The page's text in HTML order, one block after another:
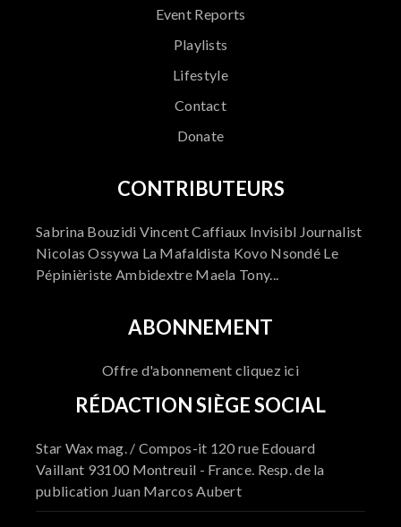
Event Reports
Playlists
Lifestyle
Contact
Donate
CONTRIBUTEURS
Sabrina Bouzidi Vincent Caffiaux Invisibl Journalist
Nicolas Ossywa La Mafaldista Kovo Nsondé Le
Pépinièriste Ambidextre Maela Tony...
ABONNEMENT
Offre d'abonnement cliquez ici
RÉDACTION SIÈGE SOCIAL
Star Wax mag. / Compos-it 120 rue Edouard
Vaillant 93100 Montreuil - France. Resp. de la
publication Juan Marcos Aubert